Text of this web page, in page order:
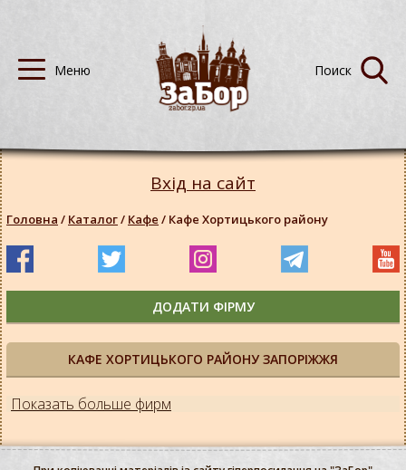
КАФЕ ХОРТИЦЬКОГО РАЙОНУ ЗАПОРІЖЖЯ
Показать больше фирм
Вхід на сайт
Головна / Каталог/ Кафе / Кафе Хортицького району
ДОДАТИ ФІРМУ